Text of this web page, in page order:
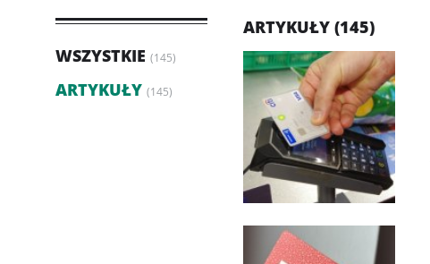
WSZYSTKIE (145)
ARTYKUŁY (145)
ARTYKUŁY (145)